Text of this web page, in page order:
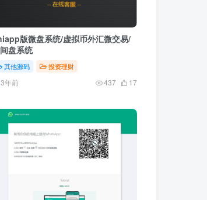
版微盘系统/虚拟币外汇微交易/
盘系统
其他源码 投资理财
3年前 437 17